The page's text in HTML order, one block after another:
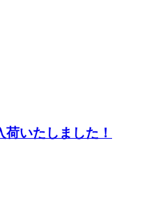
いたしました！